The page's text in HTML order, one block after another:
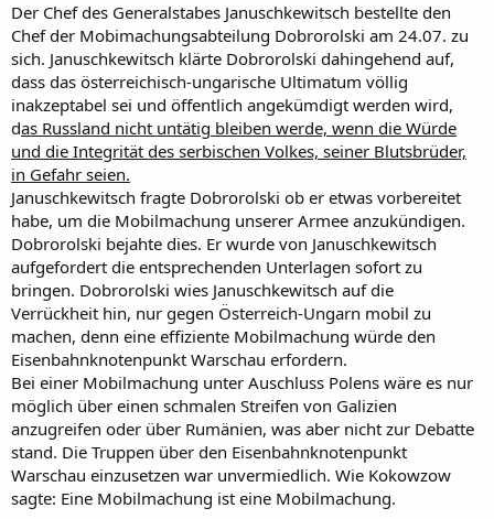
Der Chef des Generalstabes Januschkewitsch bestellte den
Chef der Mobimachungsabteilung Dobrorolski am 24.07. zu
sich. Januschkewitsch klärte Dobrorolski dahingehend auf,
dass das österreichisch-ungarische Ultimatum völlig
inakzeptabel sei und öffentlich angekümdigt werden wird,
das Russland nicht untätig bleiben werde, wenn die Würde
und die Integrität des serbischen Volkes, seiner Blutsbrüder,
in Gefahr seien.
Januschkewitsch fragte Dobrorolski ob er etwas vorbereitet
habe, um die Mobilmachung unserer Armee anzukündigen.
Dobrorolski bejahte dies. Er wurde von Januschkewitsch
aufgefordert die entsprechenden Unterlagen sofort zu
bringen. Dobrorolski wies Januschkewitsch auf die
Verrückheit hin, nur gegen Österreich-Ungarn mobil zu
machen, denn eine effiziente Mobilmachung würde den
Eisenbahnknotenpunkt Warschau erfordern.
Bei einer Mobilmachung unter Auschluss Polens wäre es nur
möglich über einen schmalen Streifen von Galizien
anzugreifen oder über Rumänien, was aber nicht zur Debatte
stand. Die Truppen über den Eisenbahnknotenpunkt
Warschau einzusetzen war unvermiedlich. Wie Kokowzow
sagte: Eine Mobilmachung ist eine Mobilmachung.